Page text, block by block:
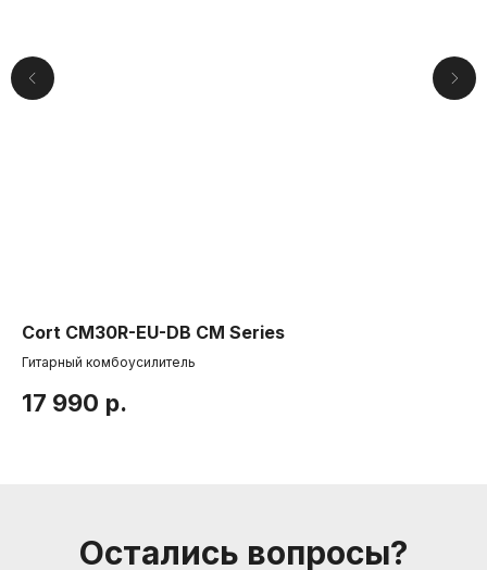
Cort CM30R-EU-DB CM Series
Гитарный комбоусилитель
17 990 р.
Остались вопросы?
Способы доставки
Пользовательское соглашение